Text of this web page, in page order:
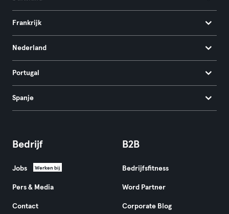
Frankrijk
Nederland
Portugal
Spanje
Bedrijf
Jobs Werken bij
Pers & Media
Contact
B2B
Bedrijfsfitness
Word Partner
Corporate Blog